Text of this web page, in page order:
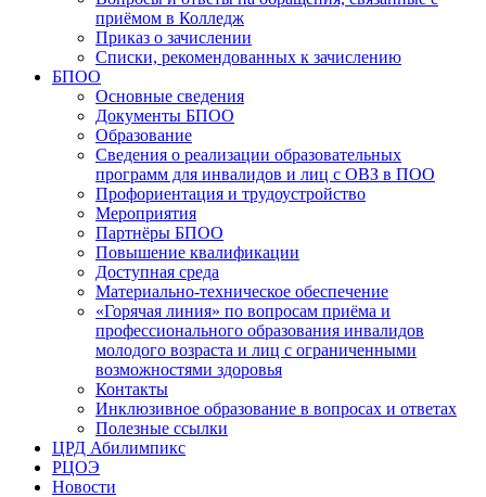
приёмом в Колледж
Приказ о зачислении
Списки, рекомендованных к зачислению
БПОО
Основные сведения
Документы БПОО
Образование
Сведения о реализации образовательных
программ для инвалидов и лиц с ОВЗ в ПОО
Профориентация и трудоустройство
Мероприятия
Партнёры БПОО
Повышение квалификации
Доступная среда
Материально-техническое обеспечение
«Горячая линия» по вопросам приёма и
профессионального образования инвалидов
молодого возраста и лиц с ограниченными
возможностями здоровья
Контакты
Инклюзивное образование в вопросах и ответах
Полезные ссылки
ЦРД Абилимпикс
РЦОЭ
Новости